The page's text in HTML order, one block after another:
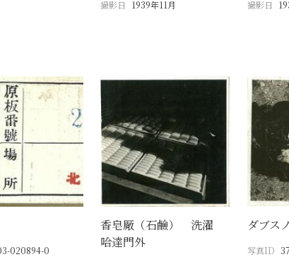
撮影日 1939年11月 撮影日
020894-0
香皂厰（石鹼） 洗濯
哈達門外
ダブス
写真ID